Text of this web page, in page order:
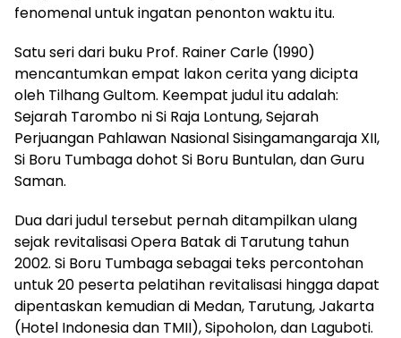
fenomenal untuk ingatan penonton waktu itu.
Satu seri dari buku Prof. Rainer Carle (1990)
mencantumkan empat lakon cerita yang dicipta
oleh Tilhang Gultom. Keempat judul itu adalah:
Sejarah Tarombo ni Si Raja Lontung, Sejarah
Perjuangan Pahlawan Nasional Sisingamangaraja XII,
Si Boru Tumbaga dohot Si Boru Buntulan, dan Guru
Saman.
Dua dari judul tersebut pernah ditampilkan ulang
sejak revitalisasi Opera Batak di Tarutung tahun
2002. Si Boru Tumbaga sebagai teks percontohan
untuk 20 peserta pelatihan revitalisasi hingga dapat
dipentaskan kemudian di Medan, Tarutung, Jakarta
(Hotel Indonesia dan TMII), Sipoholon, dan Laguboti.